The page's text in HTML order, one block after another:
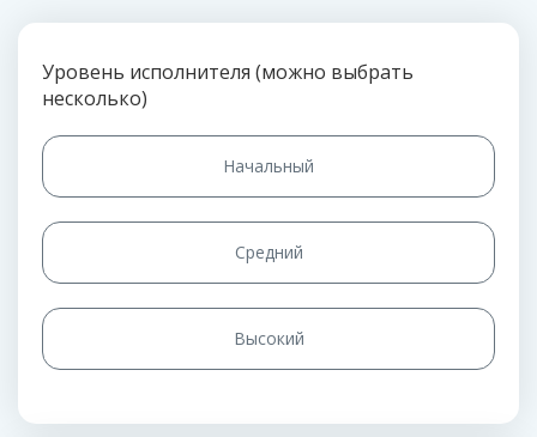
Уровень исполнителя (можно выбрать
несколько)
Начальный
Средний
Высокий